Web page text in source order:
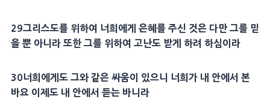
29그리스도를 위하여 너희에게 은혜를 주신 것은 다만 그를 믿
을 뿐 아니라 또한 그를 위하여 고난도 받게 하려 하심이라
30너희에게도 그와 같은 싸움이 있으니 너희가 내 안에서 본
바요 이제도 내 안에서 듣는 바니라